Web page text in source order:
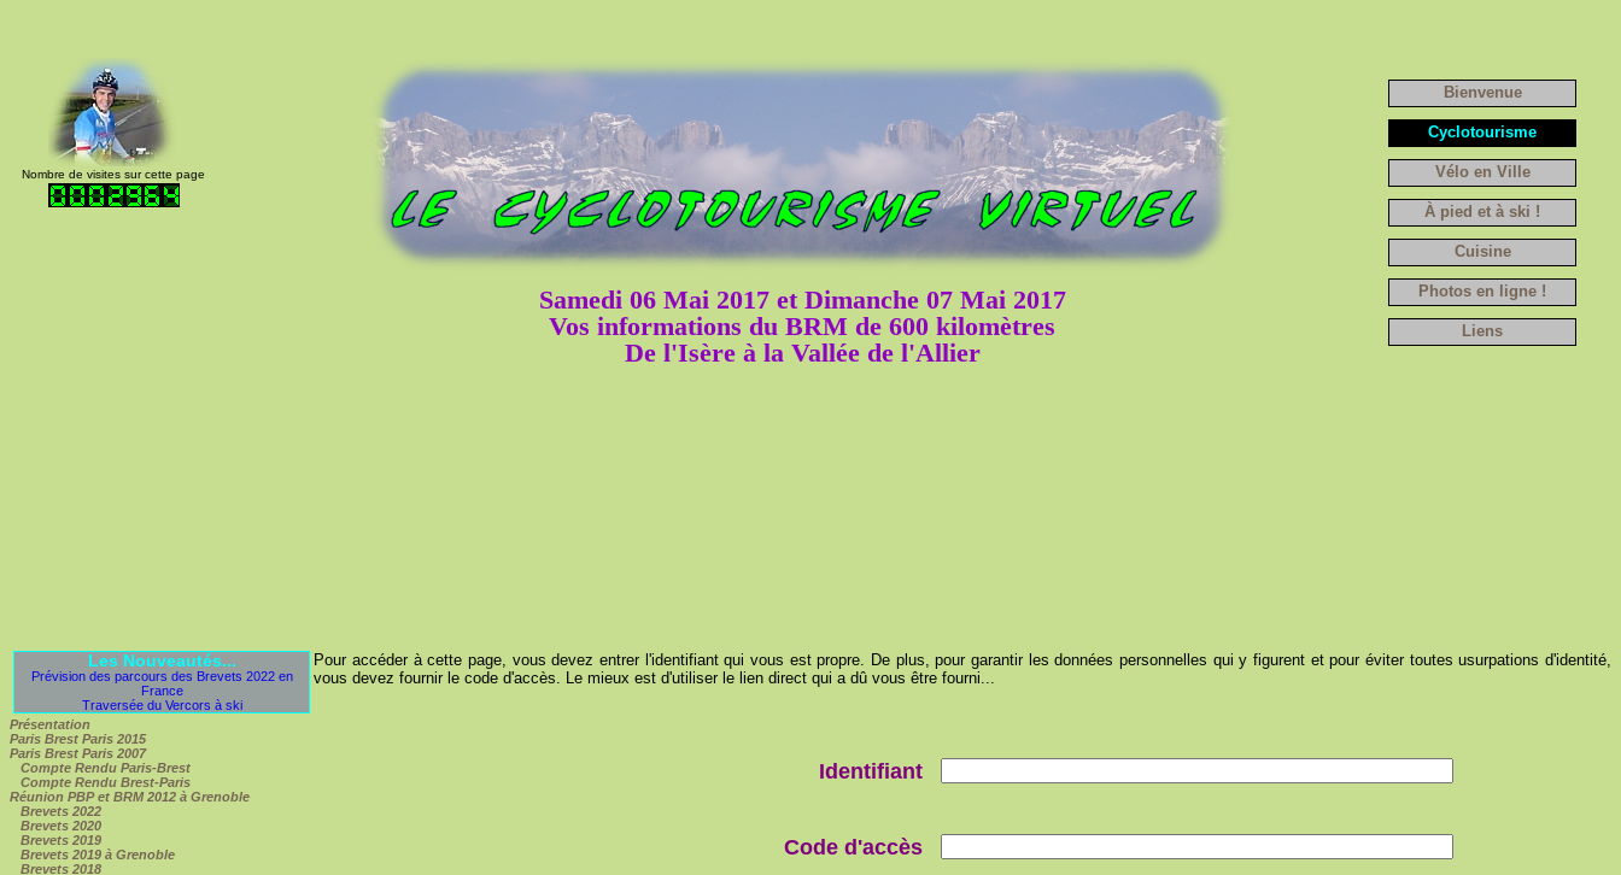
Nombre de visites sur cette page
Samedi 06 Mai 2017 et Dimanche 07 Mai 2017
Vos informations du BRM de 600 kilomètres
De l'Isère à la Vallée de l'Allier
Bienvenue
Cyclotourisme
Vélo en Ville
À pied et à ski !
Cuisine
Photos en ligne !
Liens
Les Nouveautés...
Prévision des parcours des Brevets 2022 en
France
Traversée du Vercors à ski
Présentation
Paris Brest Paris 2015
Paris Brest Paris 2007
Compte Rendu Paris-Brest
Compte Rendu Brest-Paris
Réunion PBP et BRM 2012 à Grenoble
Brevets 2022
Brevets 2020
Brevets 2019
Brevets 2019 à Grenoble
Brevets 2018
Pour accéder à cette page, vous devez entrer l'identifiant qui vous est propre. De plus, pour garantir les données personnelles qui y figurent et pour éviter toutes usurpations d'identité,
vous devez fournir le code d'accès. Le mieux est d'utiliser le lien direct qui a dû vous être fourni...
Identifiant
Code d'accès